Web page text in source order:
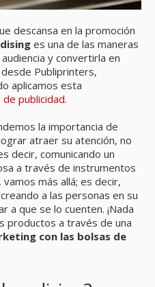
descansa en la promoción
es una de las maneras
y convertirla en
Publiprinters,
aplicamos esta
publicidad.
la importancia de
atraer su atención, no
decir, comunicando un
a través de instrumentos
más allá; es decir,
a las personas en su
a que se lo cuenten. ¡Nada
productos a través de una
con las bolsas de